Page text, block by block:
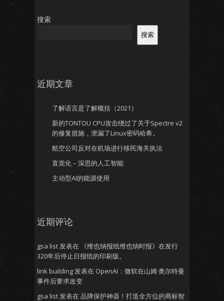
搜索
搜索
近期文章
了解语言是了解概括（2021）
新的TONTOU CPU攻击绕过了关于Spectre v2
的修复措施，泄漏了Linux密码哈希。
航空公司反对在机场进行移民海关执法
直觉化 – 深思的人工智能
主动型AI的能源使用
近期评论
gsa list发表在
《维也纳报纸维也纳时报》在发行
320年后停止日报纸的印刷版。
link building发表在 OpenAI：微软在山姆·奥尔特曼
事件后要求改变
gsa list发表在 品牌保护神器！打造全方位的商标智